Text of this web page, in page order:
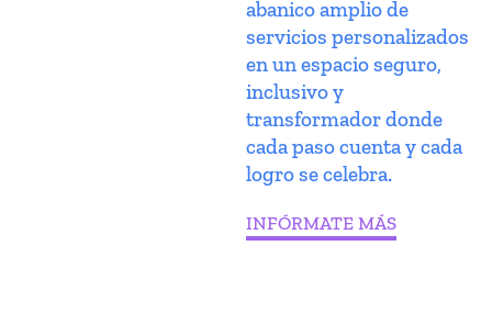
abanico amplio de
servicios personalizados
en un espacio seguro,
inclusivo y
transformador donde
cada paso cuenta y cada
logro se celebra.
INFÓRMATE MÁS